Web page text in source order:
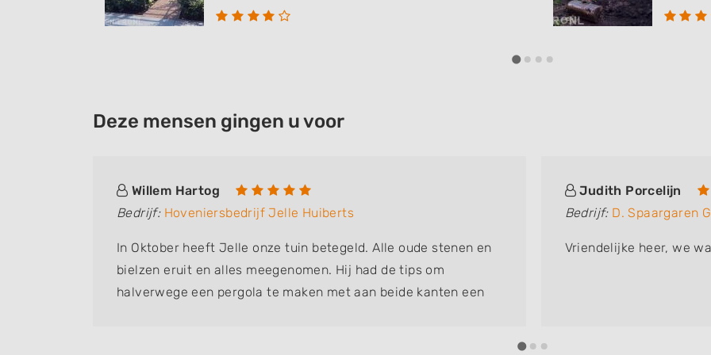
Deze mensen gingen u voor
Willem Hartog
Bedrijf: Hoveniersbedrijf Jelle Huiberts
In Oktober heeft Jelle onze tuin betegeld. Alle oude stenen en
bielzen eruit en alles meegenomen. Hij had de tips om
halverwege een pergola te maken met aan beide kanten een
Judith Porcelijn
Bedrijf: D. Spaargaren
Vriendelijke heer, we